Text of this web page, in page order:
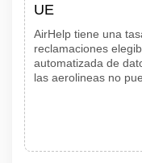
UE
AirHelp tiene una
reclamaciones
automatizada de
las aerolineas no